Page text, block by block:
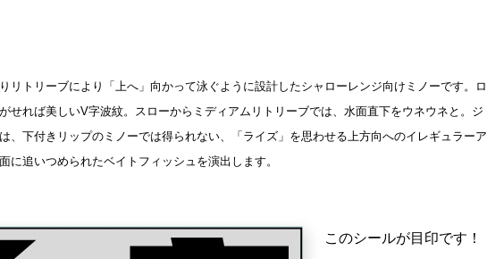
リトリーブにより「上へ」向かって泳ぐように設計したシャローレンジ向けミノーです。ロ
せれば美しいV字波紋。スローからミディアムリトリーブでは、水面直下をウネウネと。ジ
、下付きリップのミノーでは得られない、「ライズ」を思わせる上方向へのイレギュラーア
に追いつめられたベイトフィッシュを演出します。
このシールが目印です！